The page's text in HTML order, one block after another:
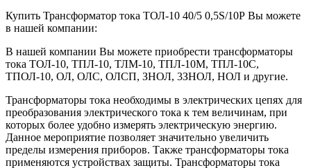
Купить Трансформатор тока ТОЛ-10 40/5 0,5S/10Р Вы можете
в нашей компании:
В нашей компании Вы можете приобрести трансформаторы
тока ТОЛ-10, ТПЛ-10, ТЛМ-10, ТПЛ-10М, ТПЛ-10С,
ТПОЛ-10, ОЛ, ОЛС, ОЛСП, ЗНОЛ, 3ЗНОЛ, НОЛ и другие.
Трансформаторы тока необходимы в электрических цепях для
преобразования электрического тока к тем величинам, при
которых более удобно измерять электрическую энергию.
Данное мероприятие позволяет значительно увеличить
пределы измерения приборов. Также трансформаторы тока
применяются устройствах защиты. Трансформаторы тока